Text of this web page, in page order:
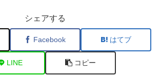
シェアする
Facebook はてブ
LINE コピー